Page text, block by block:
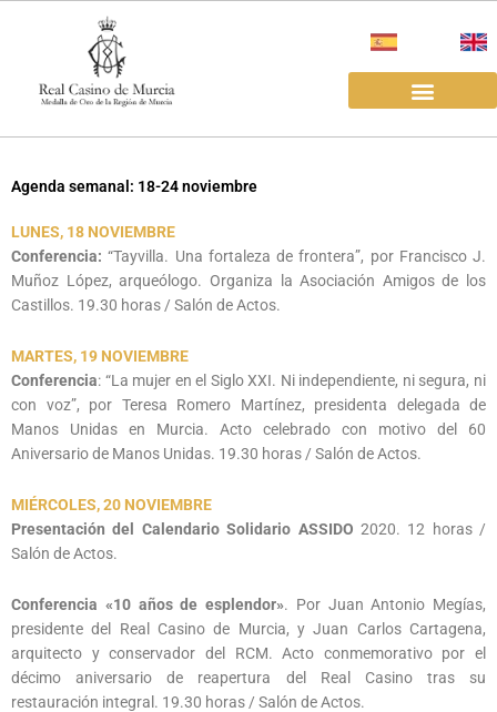
Agenda semanal: 18-24 noviembre
LUNES, 18 NOVIEMBRE
Conferencia: “Tayvilla. Una fortaleza de frontera”, por Francisco J.
Muñoz López, arqueólogo. Organiza la Asociación Amigos de los
Castillos. 19.30 horas / Salón de Actos.
MARTES, 19 NOVIEMBRE
Conferencia: “La mujer en el Siglo XXI. Ni independiente, ni segura, ni
con voz”, por Teresa Romero Martínez, presidenta delegada de
Manos Unidas en Murcia. Acto celebrado con motivo del 60
Aniversario de Manos Unidas. 19.30 horas / Salón de Actos.
MIÉRCOLES, 20 NOVIEMBRE
Presentación del Calendario Solidario ASSIDO 2020. 12 horas /
Salón de Actos.
Conferencia «10 años de esplendor». Por Juan Antonio Megías,
presidente del Real Casino de Murcia, y Juan Carlos Cartagena,
arquitecto y conservador del RCM. Acto conmemorativo por el
décimo aniversario de reapertura del Real Casino tras su
restauración integral. 19.30 horas / Salón de Actos.